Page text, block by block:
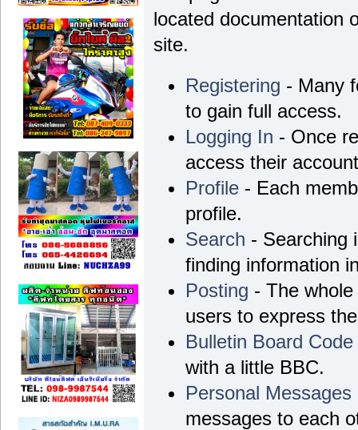
located documentation
site.
Registering - Many
to gain full access.
Logging In - Once
access their
Profile - Each
profile.
Search - Searching
finding information
Posting - The
users to express
Bulletin Board
with a little BBC.
Personal Messages
messages to each